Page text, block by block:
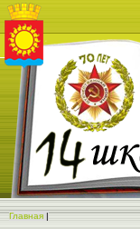
Главная |